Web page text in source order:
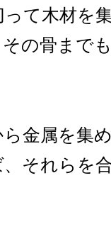
て木材を
の骨まで
金属を集
それらを